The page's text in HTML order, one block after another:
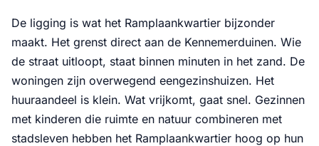
De ligging is wat het Ramplaankwartier bijzonder
maakt. Het grenst direct aan de Kennemerduinen. Wie
de straat uitloopt, staat binnen minuten in het zand. De
woningen zijn overwegend eengezinshuizen. Het
huuraandeel is klein. Wat vrijkomt, gaat snel. Gezinnen
met kinderen die ruimte en natuur combineren met
stadsleven hebben het Ramplaankwartier hoog op hun